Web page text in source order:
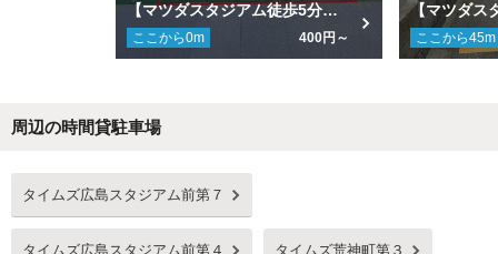
【マツダスタジアム徒歩5分】【軽自動車専用】西蟹屋2丁目7-9-2駐車場
ここから0m 400円～ ここから45m
周辺の時間貸駐車場
タイムズ広島スタジアム前第７
タイムズ広島スタジアム前第４ タイムズ荒神町第３